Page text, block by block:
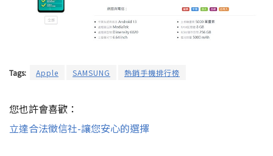
Tags: Apple SAMSUNG 熱銷手機排行榜
您也許會喜歡：
立達合法徵信社-讓您安心的選擇